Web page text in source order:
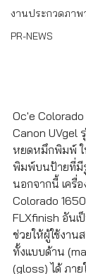
งานประกวดภาพ
PR-NEWS
Oc'e
Canon UVgel
หยดหมึกพิมพ์ ใ
พิมพ์บนป้ายที่มี
นอกจากนี้ เครื่
Colorado
FLXfinish อัน
ช่วยให้ผู้ใช้งาน
ทั้งแบบด้าน
(gloss) ได้ ภา